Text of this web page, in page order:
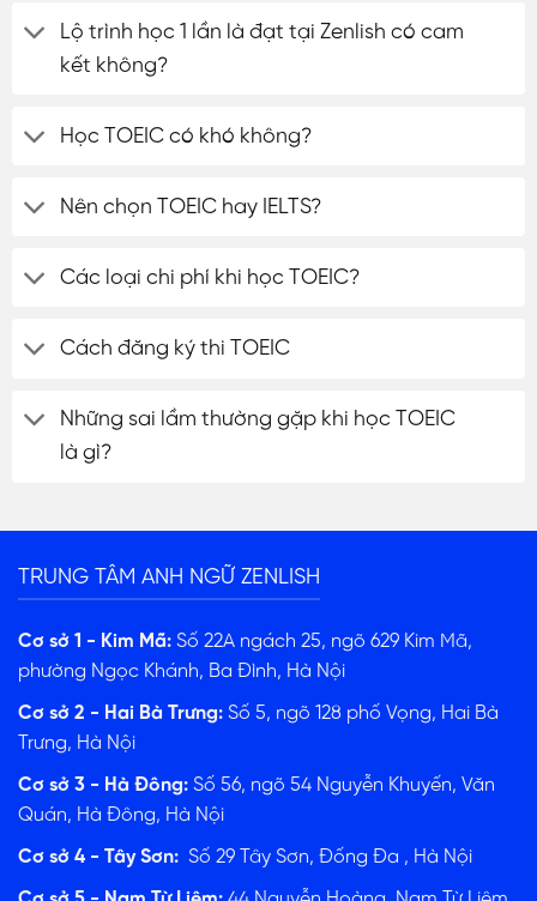
Lộ trình học 1 lần là đạt tại Zenlish có cam
kết không?
Học TOEIC có khó không?
Nên chọn TOEIC hay IELTS?
Các loại chi phí khi học TOEIC?
Cách đăng ký thi TOEIC
Những sai lầm thường gặp khi học TOEIC
là gì?
TRUNG TÂM ANH NGỮ ZENLISH
Cơ sở 1 - Kim Mã: Số 22A ngách 25, ngõ 629 Kim Mã,
phường Ngọc Khánh, Ba Đình, Hà Nội
Cơ sở 2 - Hai Bà Trưng: Số 5, ngõ 128 phố Vọng, Hai Bà
Trưng, Hà Nội
Cơ sở 3 - Hà Đông: Số 56, ngõ 54 Nguyễn Khuyến, Văn
Quán, Hà Đông, Hà Nội
Cơ sở 4 - Tây Sơn: Số 29 Tây Sơn, Đống Đa , Hà Nội